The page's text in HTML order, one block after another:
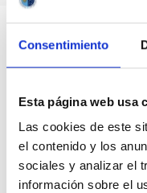
Consentimiento
Esta página web usa
Las cookies de este
el contenido y los
sociales y analizar el
información sobre el